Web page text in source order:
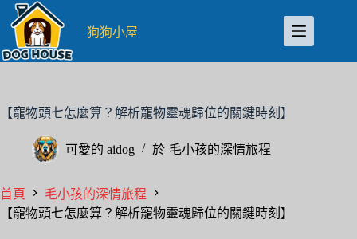
至
主
容
狗狗小屋
【寵物頭七怎麼算？解析寵物靈魂歸位的關鍵時刻】
可愛的 aidog 於 毛小孩的深情旅程
首頁
毛小孩的深情旅程
【寵物頭七怎麼算？解析寵物靈魂歸位的關鍵時刻】